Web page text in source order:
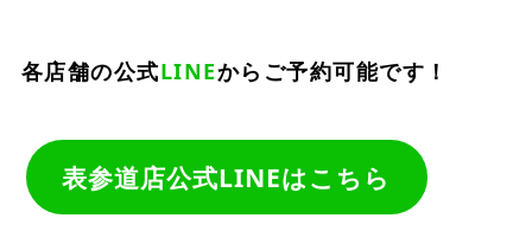
各店舗の公式LINEからご予約可能です！
表参道店公式LINEはこちら